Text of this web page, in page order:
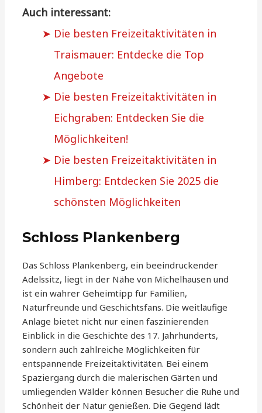
Auch interessant:
Die besten Freizeitaktivitäten in
Traismauer: Entdecke die Top
Angebote
Die besten Freizeitaktivitäten in
Eichgraben: Entdecken Sie die
Möglichkeiten!
Die besten Freizeitaktivitäten in
Himberg: Entdecken Sie 2025 die
schönsten Möglichkeiten
Schloss Plankenberg
Das Schloss Plankenberg, ein beeindruckender
Adelssitz, liegt in der Nähe von Michelhausen und
ist ein wahrer Geheimtipp für Familien,
Naturfreunde und Geschichtsfans. Die weitläufige
Anlage bietet nicht nur einen faszinierenden
Einblick in die Geschichte des 17. Jahrhunderts,
sondern auch zahlreiche Möglichkeiten für
entspannende Freizeitaktivitäten. Bei einem
Spaziergang durch die malerischen Gärten und
umliegenden Wälder können Besucher die Ruhe und
Schönheit der Natur genießen. Die Gegend lädt